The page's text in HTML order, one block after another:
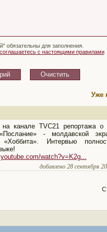
обязательны для заполнения.
с настоящими правилами
Уже
на канале TVC21 репортажа о
- молдавской
«Хоббита». Интервью
watch?v=K2g...
добавлено 28 сентября